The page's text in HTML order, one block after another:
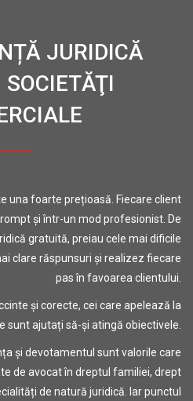
JURIDICĂ
SOCIETĂŢI
una foarte prețioasă. Fiecare client
și într-un mod profesionist. De
gratuită, preiau cele mai dificile
clare răspunsuri și realizez fiecare
pas în favoarea clientului.
și corecte, cei care apelează la
sunt ajutați să-și atingă obiectivele.
și devotamentul sunt valorile care
de avocat în dreptul familiei, drept
de natură juridică. Iar punctul